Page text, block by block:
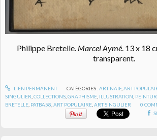
Philippe Bretelle. Marcel Aymé. 13 x 18
transparent.
LIEN PERMANENT CATÉGORIES :ART NAÏF, ART
SINGULIER ,COLLECTIONS ,GRAPHISME ILLUSTRATION
BRETELLE PATBA58 ,ART POPULAIRE ,ART SINGULIER 0